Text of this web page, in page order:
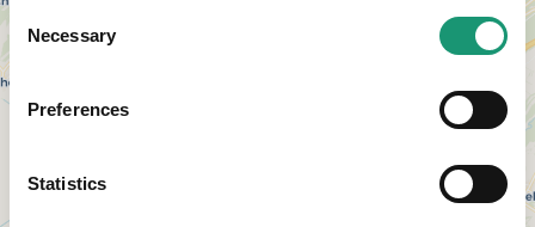
Consent
Selection
Necessary
Preferences
Statistics